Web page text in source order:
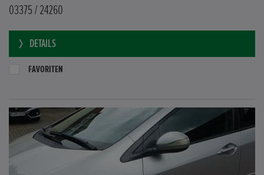
03375 / 24260
DETAILS
FAVORITEN